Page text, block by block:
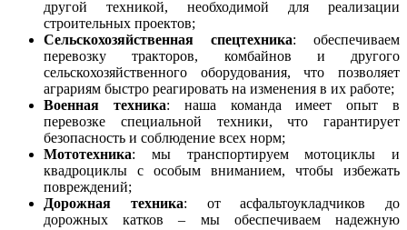
другой техникой, необходимой для реализации
строительных проектов;
Сельскохозяйственная спецтехника: обеспечиваем
перевозку тракторов, комбайнов и другого
сельскохозяйственного оборудования, что позволяет
аграриям быстро реагировать на изменения в их работе;
Военная техника: наша команда имеет опыт в
перевозке специальной техники, что гарантирует
безопасность и соблюдение всех норм;
Мототехника: мы транспортируем мотоциклы и
квадроциклы с особым вниманием, чтобы избежать
повреждений;
Дорожная техника: от асфальтоукладчиков до
дорожных катков – мы обеспечиваем надежную